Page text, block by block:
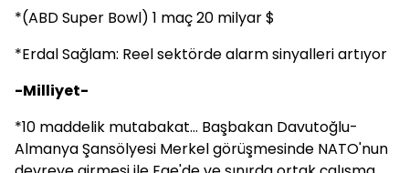
*(ABD Super Bowl) 1 maç 20 milyar $
*Erdal Sağlam: Reel sektörde alarm sinyalleri artıyor
-Milliyet-
*10 maddelik mutabakat... Başbakan Davutoğlu-
Almanya Şansölyesi Merkel görüşmesinde NATO'nun